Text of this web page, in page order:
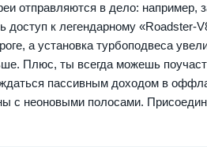
отправляются в дело: например,
доступ к легендарному
а установка турбоподвеса
Плюс, ты всегда можешь
пассивным доходом в
с неоновыми полосами.